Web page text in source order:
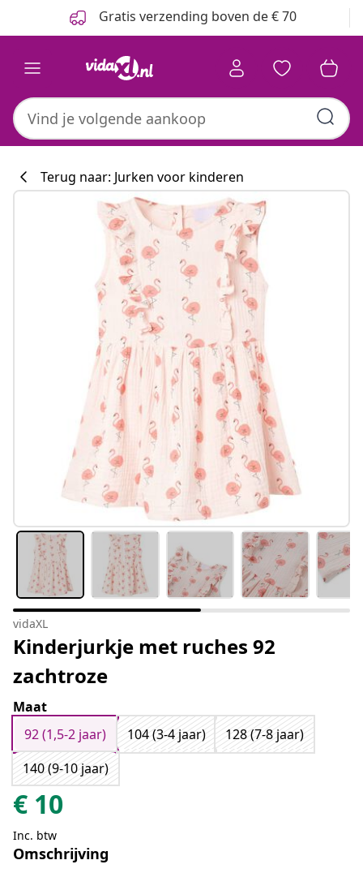
Gratis verzending boven de € 70
Terug naar: Jurken voor kinderen
vidaXL
Kinderjurkje met ruches 92
zachtroze
Maat
92 (1,5-2 jaar)
104 (3-4 jaar)
128 (7-8 jaar)
140 (9-10 jaar)
€ 10
Inc. btw
Omschrijving